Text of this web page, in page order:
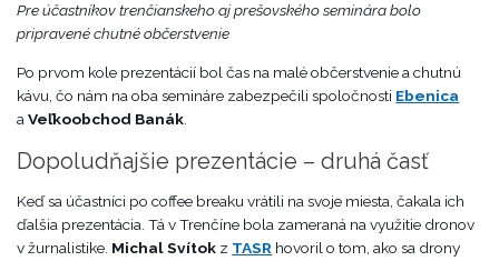
Pre účastníkov trenčianskeho aj prešovského seminára bolo
pripravené chutné občerstvenie
Po prvom kole prezentácií bol čas na malé občerstvenie a chutnú
kávu, čo nám na oba semináre zabezpečili spoločnosti Ebenica
aVeľkoobchod Banák
Dopoludňajšie prezentácie – druhá časť
Keď sa účastníci po coffee breaku vrátili na svoje miesta, čakala ich
ďalšia prezentácia. Tá v Trenčíne bola zameraná na využitie dronov
v žurnalistike. Michal Svítok z TASR hovoril o tom, ako sa drony